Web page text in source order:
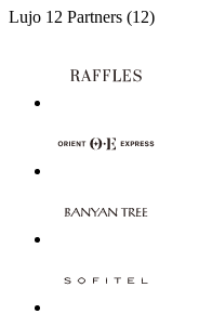
Lujo 12 Partners (12)